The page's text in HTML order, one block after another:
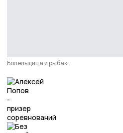
Болельщица и рыбак.